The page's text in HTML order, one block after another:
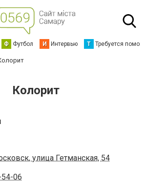
Ф Футбол И Интервью Т Требуется
Колорит
улица Гетманская, 54
06